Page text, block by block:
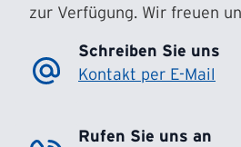
zur Verfügung. Wir freuen
Schreiben Sie uns
Kontakt per E-Mail
Rufen Sie uns an